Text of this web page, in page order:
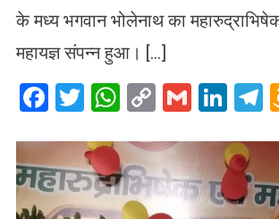
के मध्य भगवान भोलेनाथ का
महायज्ञ संपन्न हुआ। […]
Facebook
Twitter
WhatsApp
CopyGmail